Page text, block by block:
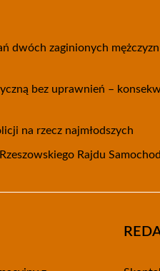
dwóch zaginionych
bez uprawnień –
na rzecz najmłodszych
Rajdu